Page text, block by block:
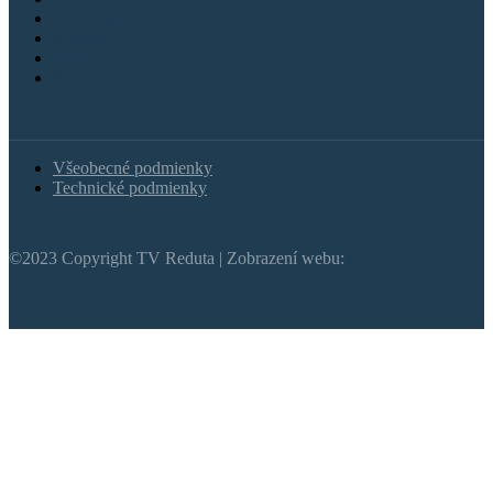
Všeobecné podmienky
Technické podmienky
©2023 Copyright TV Reduta | Zobrazení webu: